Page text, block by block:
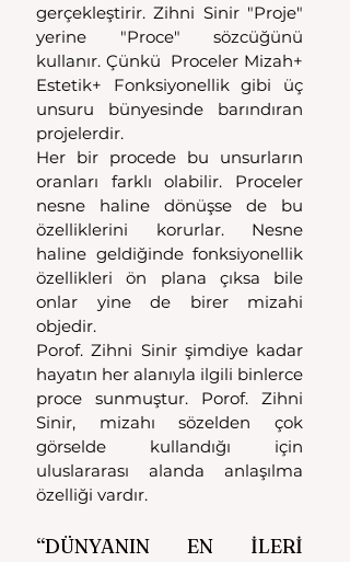
gerçekleştirir. Zihni Sinir "Proje"
yerine "Proce" sözcüğünü
kullanır. Çünkü  Proceler Mizah+
Estetik+ Fonksiyonellik gibi üç
unsuru bünyesinde barındıran
projelerdir.
Her bir procede bu unsurların
oranları farklı olabilir. Proceler
nesne haline dönüşse de bu
özelliklerini korurlar. Nesne
haline geldiğinde fonksiyonellik
özellikleri ön plana çıksa bile
onlar yine de birer mizahi
objedir.
Porof. Zihni Sinir şimdiye kadar
hayatın her alanıyla ilgili binlerce
proce sunmuştur. Porof. Zihni
Sinir, mizahı sözelden çok
görselde kullandığı için
uluslararası alanda anlaşılma
özelliği vardır.
“DÜNYANIN EN İLERİ